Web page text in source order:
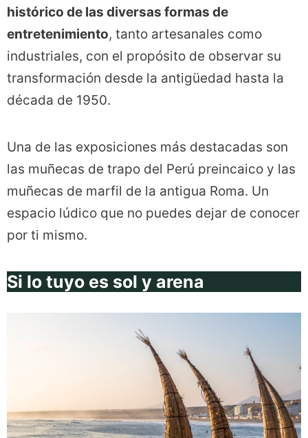
histórico de las diversas formas de
entretenimiento, tanto artesanales como
industriales, con el propósito de observar su
transformación desde la antigüedad hasta la
década de 1950.
Una de las exposiciones más destacadas son
las muñecas de trapo del Perú preincaico y las
muñecas de marfil de la antigua Roma. Un
espacio lúdico que no puedes dejar de conocer
por ti mismo.
Si lo tuyo es sol y arena